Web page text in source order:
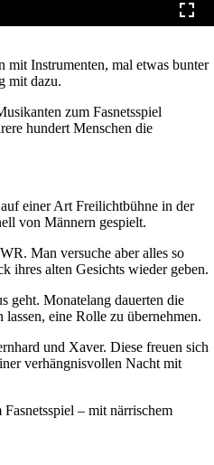
mit Instrumenten, mal etwas bunter
mit dazu.
zum Fasnetsspiel
hundert Menschen die
einer Art Freilichtbühne in der
von Männern gespielt.
Man versuche aber alles so
ihres alten Gesichts wieder geben.
geht. Monatelang dauerten die
eine Rolle zu übernehmen.
und Xaver. Diese freuen sich
verhängnisvollen Nacht mit
– mit närrischem